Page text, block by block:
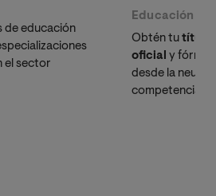
de educación
el sector
Educación
Obtén tutítulo
oficial y
desde la
competencias